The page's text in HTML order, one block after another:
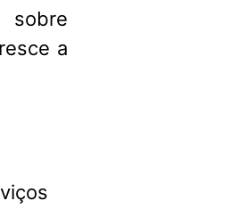
sobre
a